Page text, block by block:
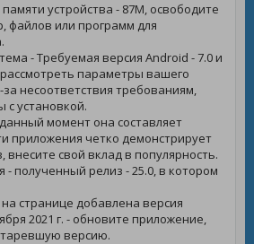
устройства - 87M, освободите
файлов или программ для
- Требуемая версия Android - 7.0 и
параметры вашего
несоответствия требованиям,
с установкой.
момент она составляет
приложения четко демонстрирует
внесите свой вклад в популярность.
- полученный релиз - 25.0, в котором
странице добавлена версия
2021 г. - обновите приложение,
версию.